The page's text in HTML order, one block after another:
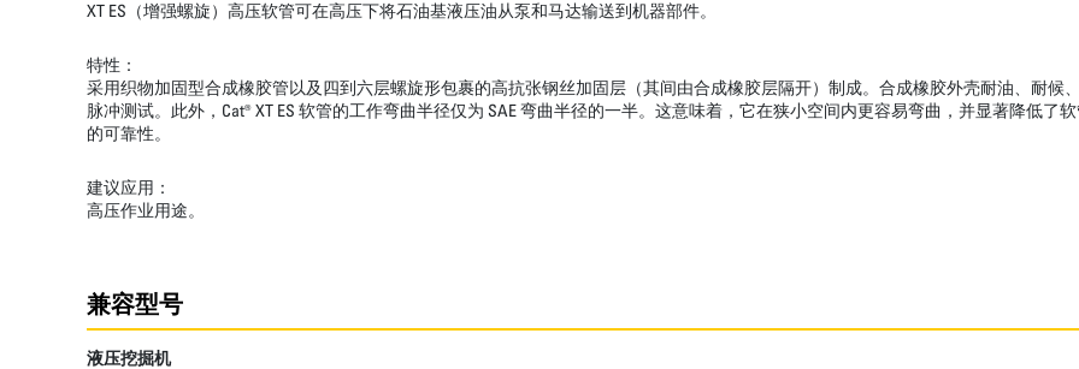
XT ES（增强螺旋）高压软管可在高压下将石油基液压油从泵和马达输送到机器部件。
特性：
采用织物加固型合成橡胶管以及四到六层螺旋形包裹的高抗张钢丝加固层（其间由合成橡胶层隔开）制成。合成橡胶外壳耐油、耐候
脉冲测试。此外，Cat® XT ES 软管的工作弯曲半径仅为 SAE 弯曲半径的一半。这意味着，它在狭小空间内更容易弯曲，并显著降低
的可靠性。
建议应用：
高压作业用途。
兼容型号
液压挖掘机